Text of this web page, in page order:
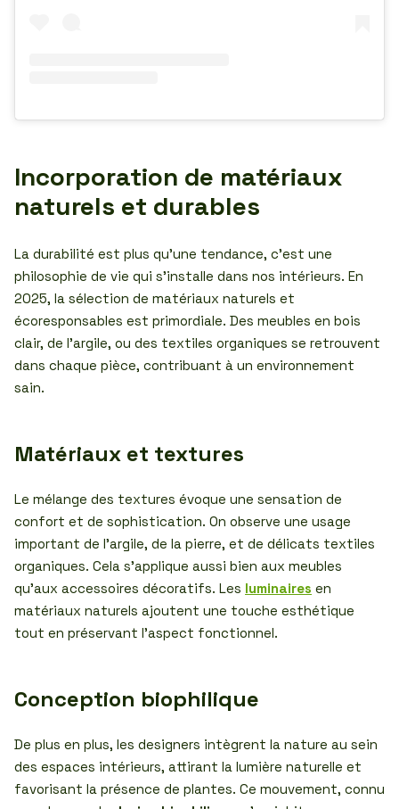
Incorporation de matériaux
naturels et durables
La durabilité est plus qu’une tendance, c’est une
philosophie de vie qui s’installe dans nos intérieurs. En
2025, la sélection de matériaux naturels et
écoresponsables est primordiale. Des meubles en bois
clair, de l’argile, ou des textiles organiques se retrouvent
dans chaque pièce, contribuant à un environnement
sain.
Matériaux et textures
Le mélange des textures évoque une sensation de
confort et de sophistication. On observe une usage
important de l’argile, de la pierre, et de délicats textiles
organiques. Cela s’applique aussi bien aux meubles
qu’aux accessoires décoratifs. Les luminaires en
matériaux naturels ajoutent une touche esthétique
tout en préservant l’aspect fonctionnel.
Conception biophilique
De plus en plus, les designers intègrent la nature au sein
des espaces intérieurs, attirant la lumière naturelle et
favorisant la présence de plantes. Ce mouvement, connu